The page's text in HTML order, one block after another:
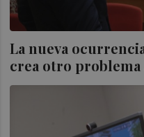
La nueva
crea otro problema